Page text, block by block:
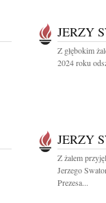
JERZY
Z głębokim
2024 roku
JERZY
Z żalem
Jerzego
Prezesa...